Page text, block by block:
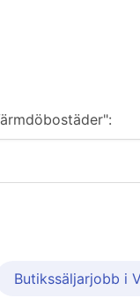
Butikssäljarjobb i